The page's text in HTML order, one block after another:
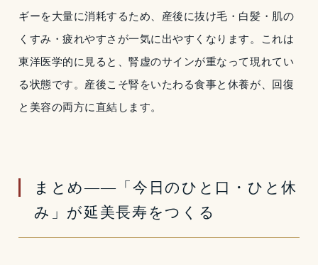
ギーを大量に消耗するため、産後に抜け毛・白髪・肌の
くすみ・疲れやすさが一気に出やすくなります。これは
東洋医学的に見ると、腎虚のサインが重なって現れてい
る状態です。産後こそ腎をいたわる食事と休養が、回復
と美容の両方に直結します。
まとめ——「今日のひと口・ひと休
み」が延美長寿をつくる